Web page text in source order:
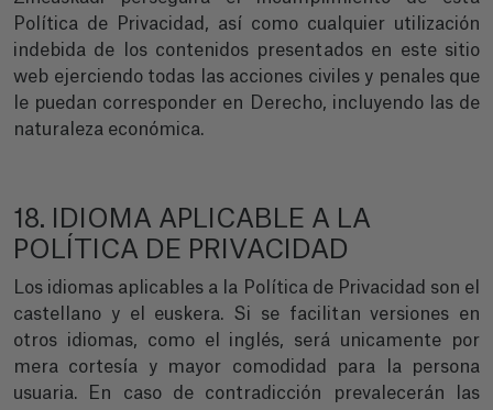
Política de Privacidad, así como cualquier utilización
indebida de los contenidos presentados en este sitio
web ejerciendo todas las acciones civiles y penales que
le puedan corresponder en Derecho, incluyendo las de
naturaleza económica.
18. IDIOMA APLICABLE A LA
POLÍTICA DE PRIVACIDAD
Los idiomas aplicables a la Política de Privacidad son el
castellano y el euskera. Si se facilitan versiones en
otros idiomas, como el inglés, será unicamente por
mera cortesía y mayor comodidad para la persona
usuaria. En caso de contradicción prevalecerán las